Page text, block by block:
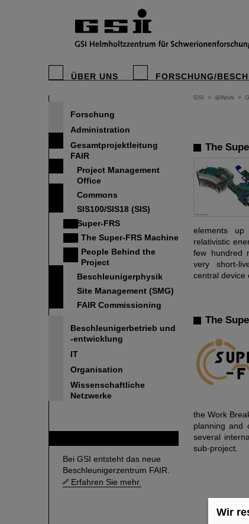
ÜBER UNS FORSCHUNG/
Forschung
Administration
Gesamtprojektleitung
FAIR
Project Management
Office
Commons
SIS100/SIS18 (SIS)
Super-FRS
The Super-FRS Machine
People Behind the
Project
Beschleunigerphysik
Site Management (SMG)
FAIR Commissioning
Beschleunigerbetrieb und
-entwicklung
IT
Organisation
Wissenschaftliche
Netzwerke
Bei GSI entsteht das neue
Beschleunigerzentrum FAIR.
Erfahren Sie mehr.
GSI > @Work >
The
elements
relativistic
few hundred
very short-
central device
The
the Work
planning and
several
sub-project.
Wir